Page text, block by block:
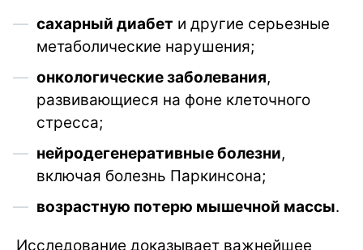
сахарный диабет и другие серьезные
метаболические нарушения;
онкологические заболевания,
развивающиеся на фоне клеточного
стресса;
нейродегенеративные болезни,
включая болезнь Паркинсона;
возрастную потерю мышечной массы.
Исследование доказывает важнейшее